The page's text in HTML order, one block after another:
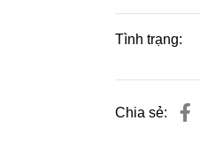
Tình trạng:
Chia sẻ: